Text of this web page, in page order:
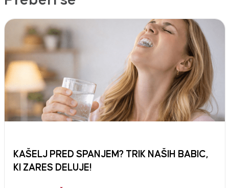
KAŠELJ PRED SPANJEM? TRIK NAŠIH BABIC,
KI ZARES DELUJE!